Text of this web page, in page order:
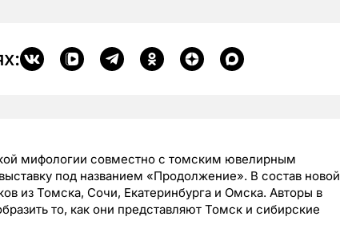
мифологии совместно с томским ювелирным
под названием «Продолжение». В состав новой
из Томска, Сочи, Екатеринбурга и Омска. Авторы в
то, как они представляют Томск и сибирские